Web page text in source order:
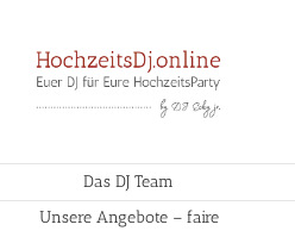
Das DJ Team
Unsere Angebote – faire